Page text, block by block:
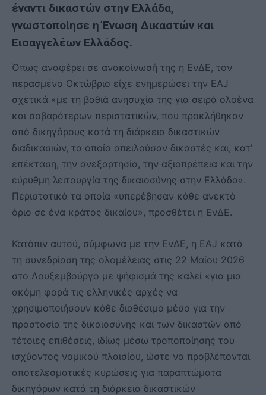
έναντι δικαστών στην Ελλάδα,
γνωστοποίησε η Ένωση Δικαστών και
Εισαγγελέων Ελλάδος.
Όπως αναφέρει σε ανακοίνωσή της η ΕνΔΕ, τον
περασμένο Οκτώβριο είχε ενημερώσει την EAJ
σχετικά «με τη βαθιά ανησυχία της για σειρά ολοένα
και σοβαρότερων περιστατικών, που προκλήθηκαν
από δικηγόρους κατά τη διάρκεια δικαστικών
διαδικασιών, τα οποία απειλούσαν δικαστές και, κατ’
επέκταση, την ανεξαρτησία, την αξιοπρέπεια και την
εύρυθμη λειτουργία της δικαιοσύνης στην Ελλάδα».
Περιστατικά τα οποία «υπερέβησαν κάθε ανεκτό
όριο σε ένα κράτος δικαίου», προσθέτει η ΕνΔΕ.
Κατόπιν αυτού, σύμφωνα με την ΕνΔΕ, η EAJ κατά
τη συνεδρίαση της ολομέλειας στις 22 Μαΐου 2026
στο Λουξεμβούργο με ψήφισμά της καλεί «για μια
ακόμη φορά τις ελληνικές αρχές να
χρησιμοποιήσουν κάθε διαθέσιμο μέσο για την
προστασία της δικαιοσύνης και των δικαστών από
τέτοιες επιθέσεις, ιδίως μέσω τροποποίησης του
ισχύοντος νομικού πλαισίου, ώστε να προβλέπονται
αποτελεσματικές κυρώσεις για παραπτώματα
δικηγόρων κατά τη διάρκεια δικαστικών